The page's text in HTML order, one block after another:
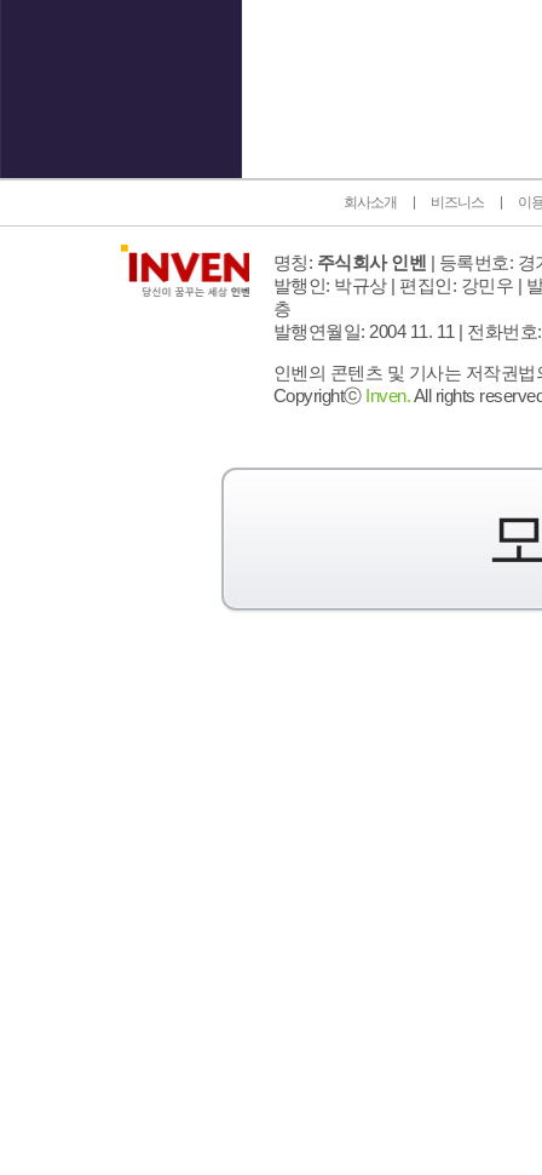
회사소개 비즈니스 이
명칭: 주식회사 인벤 | 등록번호: 경
발행인: 박규상 | 편집인: 강민우 |
층
발행연월일: 2004 11. 11 | 전화번호
인벤의 콘텐츠 및 기사는 저작권
Copyrightⓒ Inven.All rights